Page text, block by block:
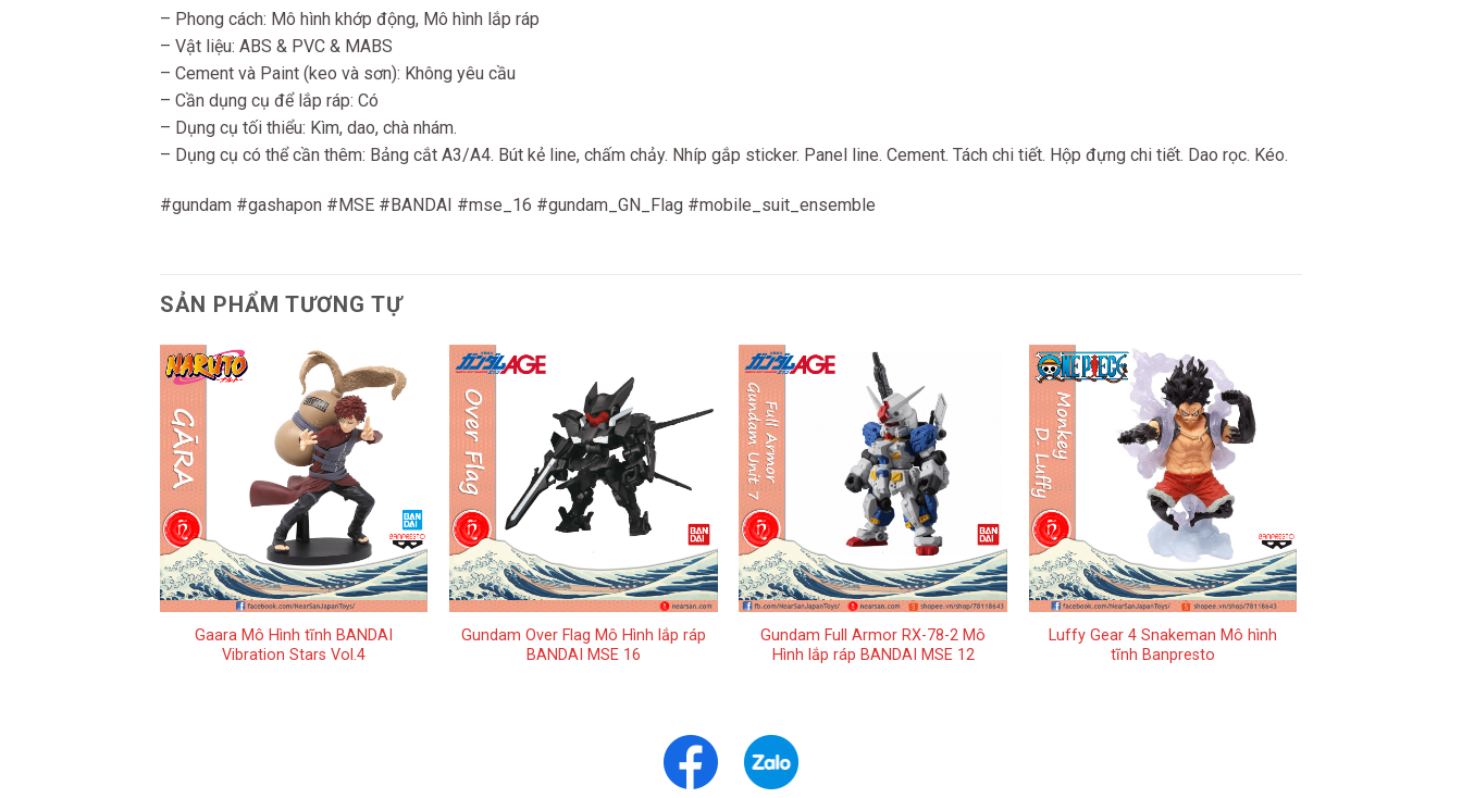
– Phong cách: Mô hình khớp động, Mô hình lắp ráp
– Vật liệu: ABS & PVC & MABS
– Cement và Paint (keo và sơn): Không yêu cầu
– Cần dụng cụ để lắp ráp: Có
– Dụng cụ tối thiểu: Kìm, dao, chà nhám.
– Dụng cụ có thể cần thêm: Bảng cắt A3/A4. Bút kẻ line, chấm chảy. Nhíp gắp sticker. Panel line. Cement. Tách chi tiết. Hộp đựng chi tiết. Dao rọc. Kéo.
#gundam #gashapon #MSE #BANDAI #mse_16 #gundam_GN_Flag #mobile_suit_ensemble
SẢN PHẨM TƯƠNG TỰ
+
Gaara Mô Hình tĩnh BANDAI
Vibration Stars Vol.4
+
Gundam Over Flag Mô Hình lắp ráp
BANDAI MSE 16
+
Gundam Full Armor RX-78-2 Mô
Hình lắp ráp BANDAI MSE 12
+
Luffy Gear 4 Snakeman Mô hình
tĩnh Banpresto